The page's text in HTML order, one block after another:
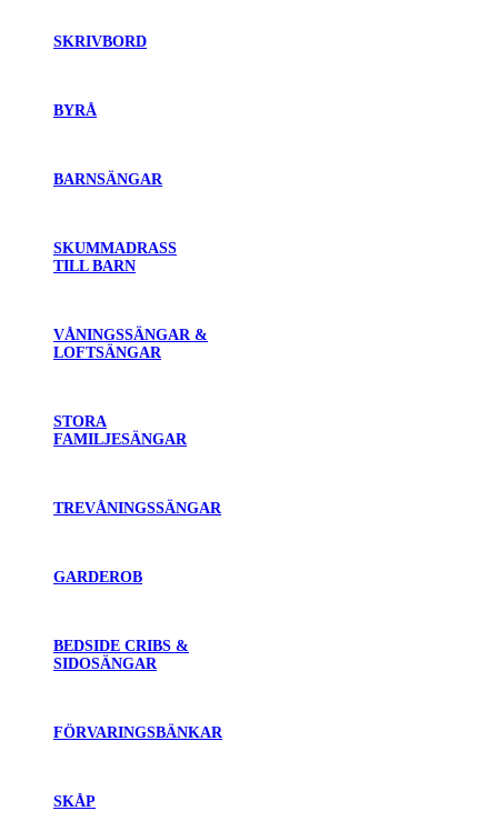
SKRIVBORD
BYRÅ
BARNSÄNGAR
SKUMMADRASS
TILL BARN
VÅNINGSSÄNGAR &
LOFTSÄNGAR
STORA
FAMILJESÄNGAR
TREVÅNINGSSÄNGAR
GARDEROB
BEDSIDE CRIBS &
SIDOSÄNGAR
FÖRVARINGSBÄNKAR
SKÅP